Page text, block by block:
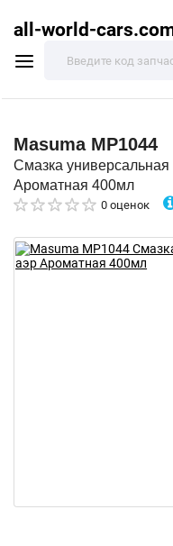
all-world-
Masuma MP1044
Смазка универсальная
Ароматная 400мл
0 оценок